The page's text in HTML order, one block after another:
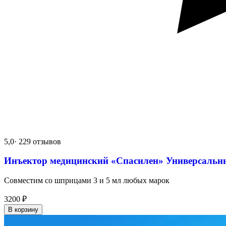
5,0· 229 отзывов
Инъектор медицинский «Спасилен»
Совместим со шприцами 3 и 5 мл любых марок
3200 ₽
В корзину